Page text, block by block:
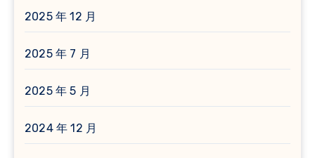
2025 年 12 月
2025 年 7 月
2025 年 5 月
2024 年 12 月